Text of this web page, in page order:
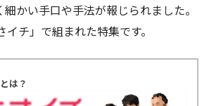
かい手口や手法が報じられました。
チ」で組まれた特集です。
は？